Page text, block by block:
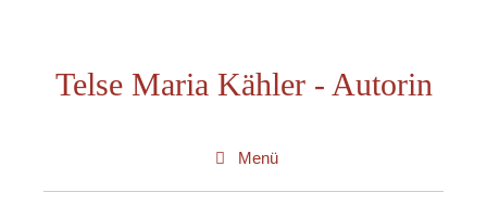
springenTelse Maria Kähler - Autorin
Menü